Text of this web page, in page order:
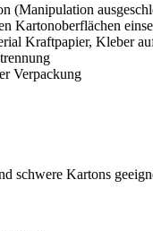
(Manipulation
Kartonoberflächen
Kraftpapier, Kleber
Verpackung
schwere Kartons